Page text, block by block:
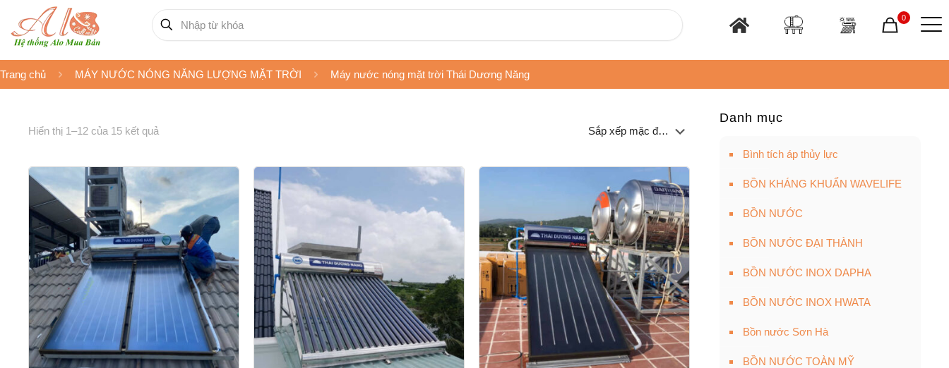
0
Trang chủ MÁY NƯỚC NÓNG NĂNG LƯỢNG MẶT TRỜI Máy nước nóng mặt trời Thái Dương Năng
Hiển thị 1–12 của 15 kết quả
Danh mục
Bình tích áp thủy lực
BỒN KHÁNG KHUẨN WAVELIFE
BỒN NƯỚC
BỒN NƯỚC ĐẠI THÀNH
BỒN NƯỚC INOX DAPHA
BỒN NƯỚC INOX HWATA
Bồn nước Sơn Hà
BỒN NƯỚC TOÀN MỸ